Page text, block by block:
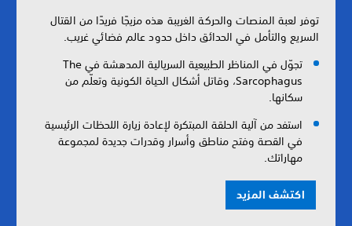
توفر لعبة المنصات والحركة الغريبة هذه مزيجًا فريدًا من القتال
السريع والتأمل في الحدائق داخل حدود عالم فضائي غريب.
تجوّل في المناظر الطبيعية السريالية المدهشة في The
Sarcophagus، وقاتل أشكال الحياة الكونية وتعلّم من
سكانها.
استفد من آلية الحلقة المبتكرة لإعادة زيارة اللحظات الرئيسية
في القصة وفتح مناطق وأسرار وقدرات جديدة لمجموعة
مهاراتك.
اكتشف المزيد